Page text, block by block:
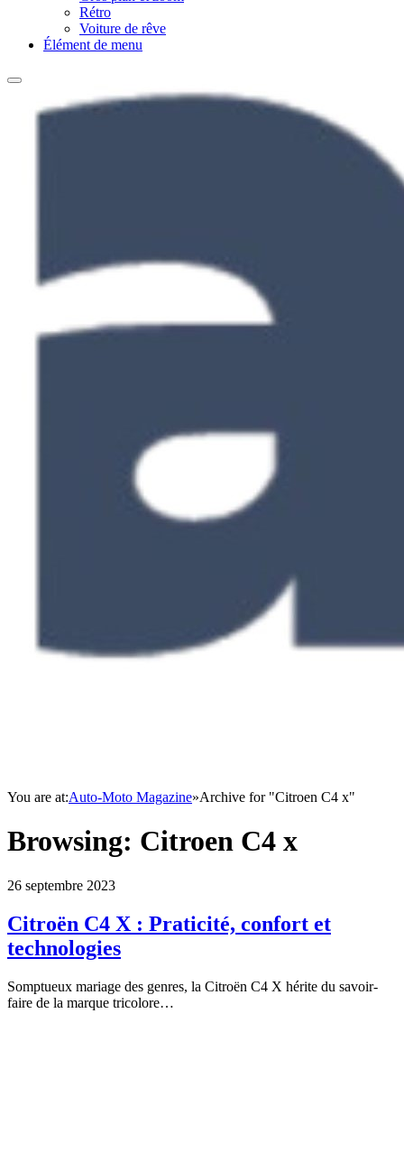
Rétro
Voiture de rêve
Élément de menu
You are at:Auto-Moto Magazine»Archive for "Citroen C4 x"
Browsing: Citroen C4 x
26 septembre 2023
Citroën C4 X : Praticité, confort et
technologies
Somptueux mariage des genres, la Citroën C4 X hérite du savoir-
faire de la marque tricolore…